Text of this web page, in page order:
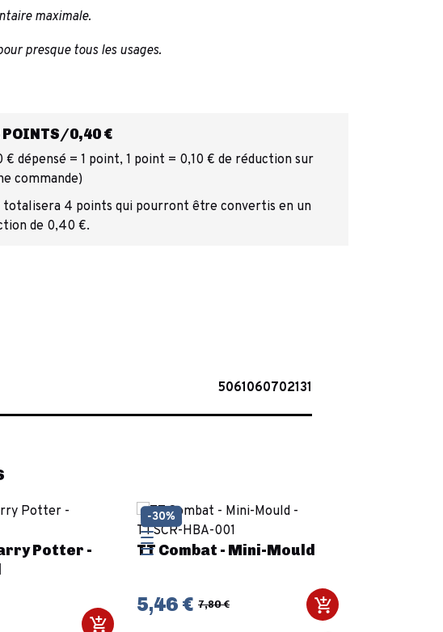
maximale.
presque tous les usages.
POINTS/0,40 €
€ dépensé = 1 point, 1 point = 0,10 € de réduction sur
commande)
totalisera 4 points qui pourront être convertis en un
de 0,40 €.
5061060702131
Potter -
TT Combat - Mini-Mould
5,46 € 7,80 €
-30%